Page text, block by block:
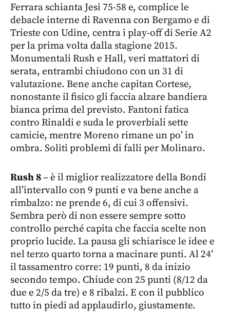
Ferrara schianta Jesi 75-58 e, complice le
debacle interne di Ravenna con Bergamo e di
Trieste con Udine, centra i play-off di Serie A2
per la prima volta dalla stagione 2015.
Monumentali Rush e Hall, veri mattatori di
serata, entrambi chiudono con un 31 di
valutazione. Bene anche capitan Cortese,
nonostante il fisico gli faccia alzare bandiera
bianca prima del previsto. Fantoni fatica
contro Rinaldi e suda le proverbiali sette
camicie, mentre Moreno rimane un po’ in
ombra. Soliti problemi di falli per Molinaro.
Rush8– è il miglior realizzatore della Bondi
all’intervallo con 9 punti e va bene anche a
rimbalzo: ne prende 6, di cui 3 offensivi.
Sembra però di non essere sempre sotto
controllo perché capita che faccia scelte non
proprio lucide. La pausa gli schiarisce le idee e
nel terzo quarto torna a macinare punti. Al 24′
il tassamentro corre: 19 punti, 8 da inizio
secondo tempo. Chiude con 25 punti (8/12 da
due e 2/5 da tre) e 8 ribalzi. E con il pubblico
tutto in piedi ad applaudirlo, giustamente.